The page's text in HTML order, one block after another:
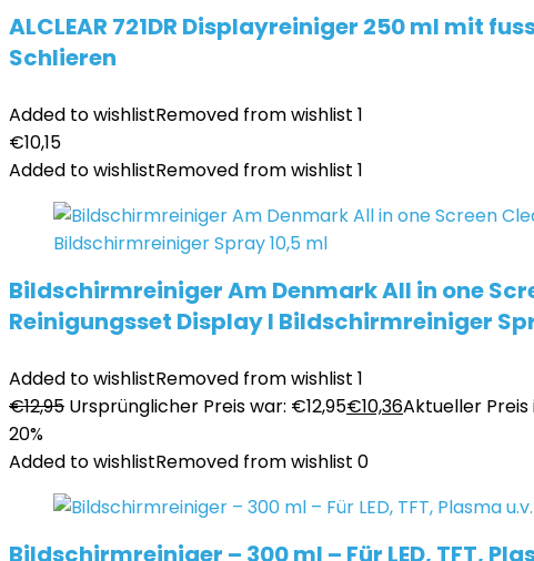
ALCLEAR 721DR Displayreiniger 250 ml mit
Schlieren
Added to wishlistRemoved from wishlist 1
€10,15
Added to wishlistRemoved from wishlist 1
Bildschirmreiniger Am Denmark All in one
Reinigungsset Display I Bildschirmreiniger
Added to wishlistRemoved from wishlist 1
€12,95 Ursprünglicher Preis war: €12,95€10,36Aktueller Preis
20%
Added to wishlistRemoved from wishlist 0
Bildschirmreiniger – 300 ml – Für LED, TFT,